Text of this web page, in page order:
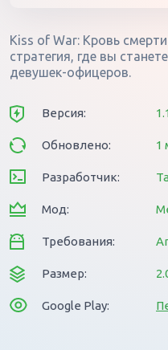
Kiss of War: Кровь
стратегия, где вы
девушек-офицеров.
Версия:
Обновлено: 1
Разработчик:
Мод:
Требования:
Размер:
Google Play: